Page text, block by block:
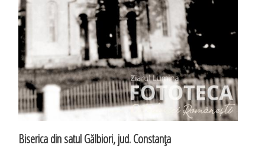
Biserica din satul Gălbiori, jud. Constanţa